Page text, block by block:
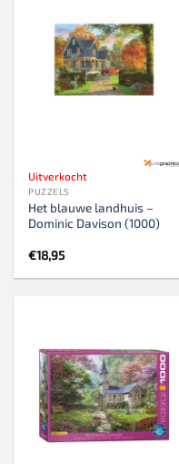
Uitverkocht
PUZZELS
Het blauwe landhuis –
Dominic Davison (1000)
€18,95